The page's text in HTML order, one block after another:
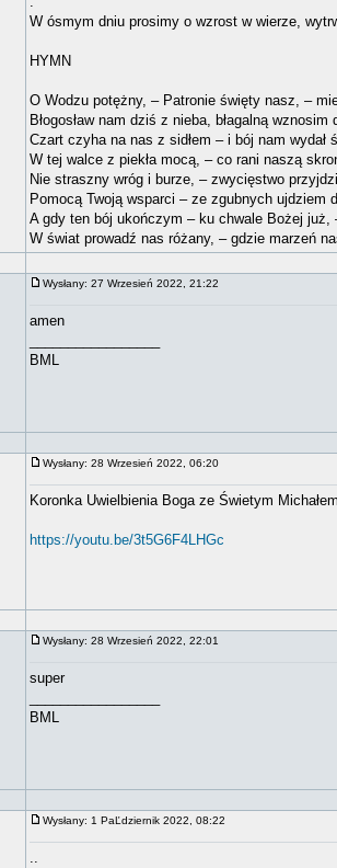
W ósmym dniu prosimy o wzrost w wierze,
HYMN
O Wodzu potężny, – Patronie święty nasz, –
Błogosław nam dziś z nieba, błagalną
Czart czyha na nas z sidłem – i bój nam
W tej walce z piekła mocą, – co rani naszą
Nie straszny wróg i burze, – zwycięstwo
Pomocą Twoją wsparci – ze zgubnych
A gdy ten bój ukończym – ku chwale Bożej
W świat prowadź nas różany, – gdzie marzeń
Wysłany: 27 Wrzesień 2022, 21:22
amen
BML
Wysłany: 28 Wrzesień 2022, 06:20
Koronka Uwielbienia Boga ze Świetym
https://youtu.be/3t5G6F4LHGc
Wysłany: 28 Wrzesień 2022, 22:01
super
BML
Wysłany: 1 PaĽdziernik 2022, 08:22
..